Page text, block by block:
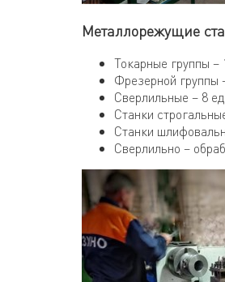
Металлорежущие
Токарные группы –
Фрезерной группы
Сверлильные – 8
Станки
Станки
Сверлильно –